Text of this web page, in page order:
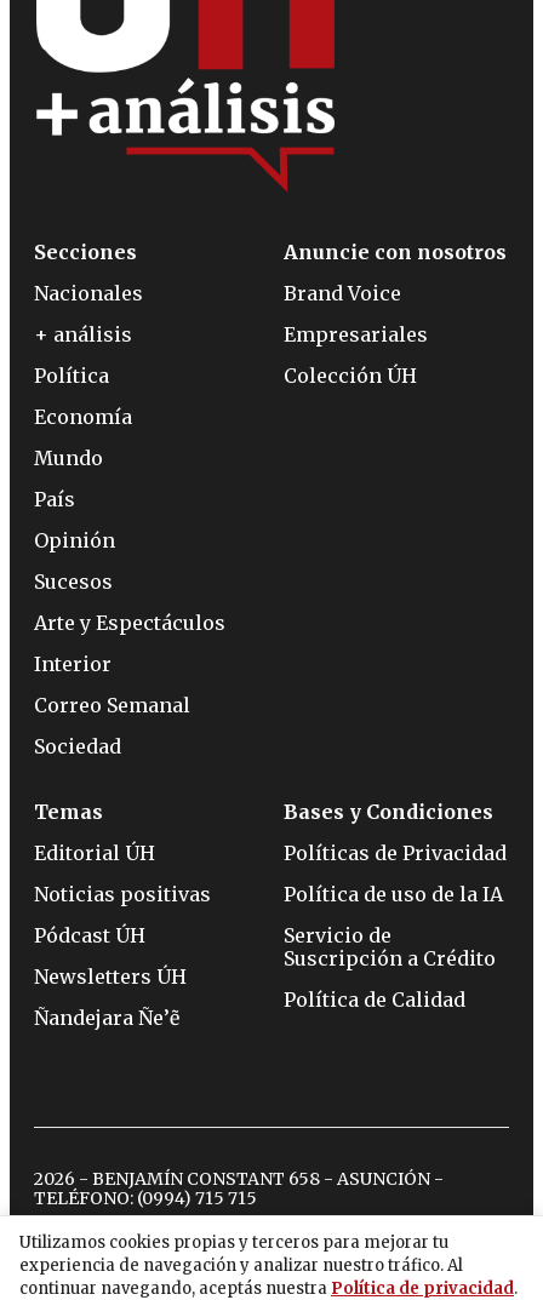
Utilizamos cookies propias y terceros para mejorar tu
experiencia de navegación y analizar nuestro tráfico. Al
continuar navegando, aceptás nuestra Política de privacidad.
Secciones
Nacionales
+ análisis
Política
Economía
Mundo
País
Opinión
Sucesos
Arte y Espectáculos
Interior
Correo Semanal
Sociedad
Anuncie con nosotros
Brand Voice
Empresariales
Colección ÚH
Temas
Editorial ÚH
Noticias positivas
Pódcast ÚH
Newsletters ÚH
Ñandejara Ñe’ẽ
Bases y Condiciones
Políticas de Privacidad
Política de uso de la IA
Servicio de
Suscripción a Crédito
Política de Calidad
2026 - BENJAMÍN CONSTANT 658 - ASUNCIÓN -
TELÉFONO: (0994) 715 715
twitterinstagram
facebook
tiktokyoutubespotify